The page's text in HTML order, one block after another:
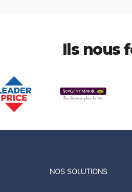
Ils nous
NOS SOLUTIONS